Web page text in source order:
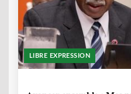
LIBRE EXPRESSION